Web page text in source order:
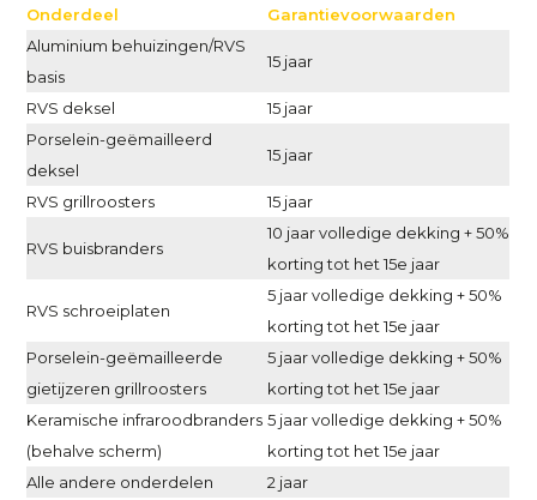
Onderdeel
Garantievoorwaarden
Aluminium behuizingen/RVS
basis
15 jaar
RVS deksel
15 jaar
Porselein-geëmailleerd
deksel
15 jaar
RVS grillroosters 15 jaar
RVS buisbranders
10 jaar volledige dekking + 50%
korting tot het 15e jaar
RVS schroeiplaten
5 jaar volledige dekking + 50%
korting tot het 15e jaar
Porselein-geëmailleerde
gietijzeren grillroosters
5 jaar volledige dekking + 50%
korting tot het 15e jaar
Keramische infraroodbranders
(behalve scherm)
5 jaar volledige dekking + 50%
korting tot het 15e jaar
Alle andere onderdelen
2 jaar